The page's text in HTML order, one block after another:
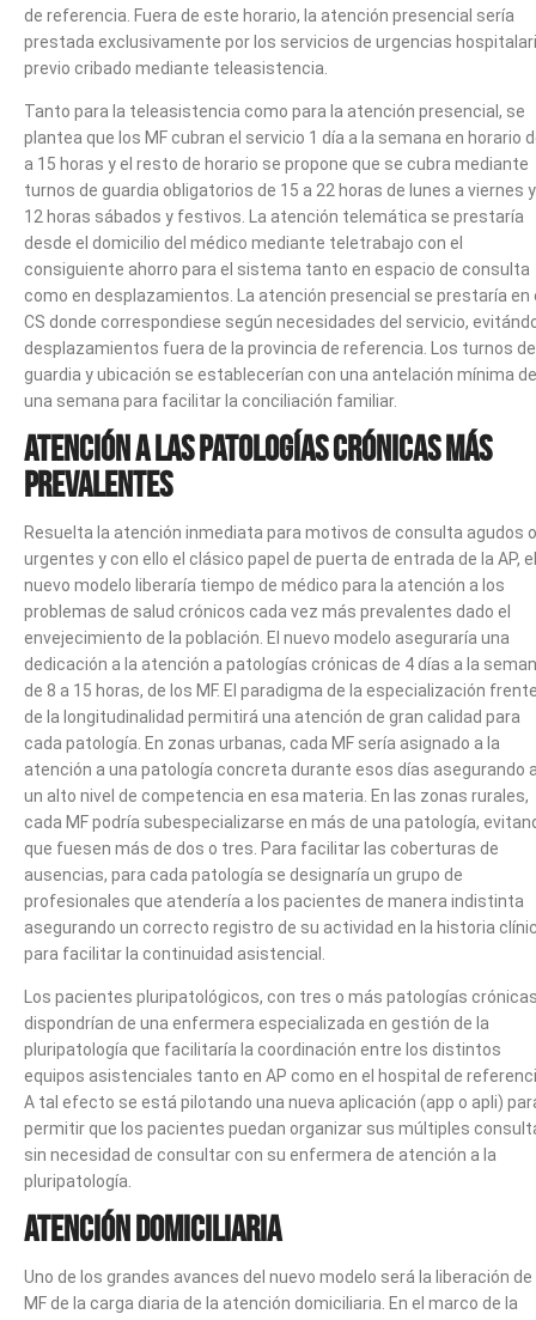
de referencia. Fuera de este horario, la atención presencial sería
prestada exclusivamente por los servicios de urgencias
previo cribado mediante teleasistencia.
Tanto para la teleasistencia como para la atención presencial, se
plantea que los MF cubran el servicio 1 día a la semana en horario
a 15 horas y el resto de horario se propone que se cubra mediante
turnos de guardia obligatorios de 15 a 22 horas de lunes a viernes
12 horas sábados y festivos. La atención telemática se prestaría
desde el domicilio del médico mediante teletrabajo con el
consiguiente ahorro para el sistema tanto en espacio de consulta
como en desplazamientos. La atención presencial se prestaría en
CS donde correspondiese según necesidades del servicio,
desplazamientos fuera de la provincia de referencia. Los turnos de
guardia y ubicación se establecerían con una antelación mínima de
una semana para facilitar la conciliación familiar.
Atención a las patologías crónicas más
prevalentes
Resuelta la atención inmediata para motivos de consulta agudos o
urgentes y con ello el clásico papel de puerta de entrada de la AP, el
nuevo modelo liberaría tiempo de médico para la atención a los
problemas de salud crónicos cada vez más prevalentes dado el
envejecimiento de la población. El nuevo modelo aseguraría una
dedicación a la atención a patologías crónicas de 4 días a la
de 8 a 15 horas, de los MF. El paradigma de la especialización
de la longitudinalidad permitirá una atención de gran calidad para
cada patología. En zonas urbanas, cada MF sería asignado a la
atención a una patología concreta durante esos días asegurando
un alto nivel de competencia en esa materia. En las zonas rurales,
cada MF podría subespecializarse en más de una patología,
que fuesen más de dos o tres. Para facilitar las coberturas de
ausencias, para cada patología se designaría un grupo de
profesionales que atendería a los pacientes de manera indistinta
asegurando un correcto registro de su actividad en la historia
para facilitar la continuidad asistencial.
Los pacientes pluripatológicos, con tres o más patologías
dispondrían de una enfermera especializada en gestión de la
pluripatología que facilitaría la coordinación entre los distintos
equipos asistenciales tanto en AP como en el hospital de
A tal efecto se está pilotando una nueva aplicación (app o apli)
permitir que los pacientes puedan organizar sus múltiples
sin necesidad de consultar con su enfermera de atención a la
pluripatología.
Atención domiciliaria
Uno de los grandes avances del nuevo modelo será la liberación de
MF de la carga diaria de la atención domiciliaria. En el marco de la